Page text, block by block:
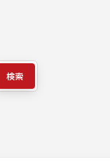
検索